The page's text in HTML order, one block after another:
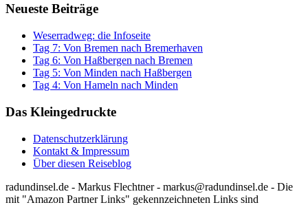
Neueste Beiträge
Weserradweg: die Infoseite
Tag 7: Von Bremen nach Bremerhaven
Tag 6: Von Haßbergen nach Bremen
Tag 5: Von Minden nach Haßbergen
Tag 4: Von Hameln nach Minden
Das Kleingedruckte
Datenschutzerklärung
Kontakt & Impressum
Über diesen Reiseblog
radundinsel.de - Markus Flechtner - markus@radundinsel.de - Die
mit "Amazon Partner Links" gekennzeichneten Links sind